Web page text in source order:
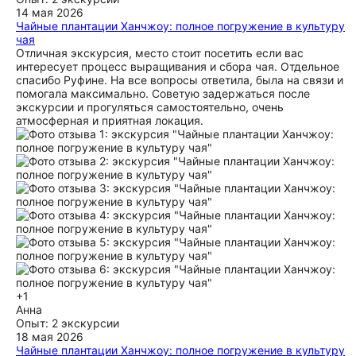
14 мая 2026
Чайные плантации Ханчжоу: полное погружение в культуру
чая
Отличная экскурсия, место стоит посетить если вас
интересует процесс выращивания и сбора чая. Отдельное
спасибо Руфине. На все вопросы ответила, была на связи и
помогала максимально. Советую задержаться после
экскурсии и прогуляться самостоятельно, очень
атмосферная и приятная локация.
+1
Анна
Опыт: 2 экскурсии
18 мая 2026
Чайные плантации Ханчжоу: полное погружение в культуру